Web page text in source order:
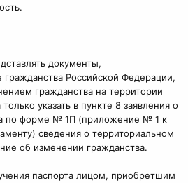
документы,
Российской Федерации,
гражданства на территории
указать в пункте 8 заявления о
по форме № 1П (приложение № 1 к
сведения о территориальном
об изменении гражданства.
паспорта лицом, приобретшим